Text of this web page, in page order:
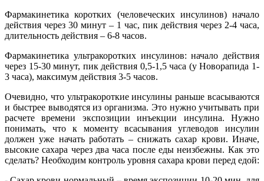
Фармакинетика коротких (человеческих инсулинов) начало
действия через 30 минут – 1 час, пик действия через 2-4 часа,
длительность действия – 6-8 часов.
Фармакинетика ультракоротких инсулинов: начало действия
через 15-30 минут, пик действия 0,5-1,5 часа (у Новорапида 1-
3 часа), максимум действия 3-5 часов.
Очевидно, что ультракороткие инсулины раньше всасываются
и быстрее выводятся из организма. Это нужно учитывать при
расчете времени экспозиции инъекции инсулина. Нужно
понимать, что к моменту всасывания углеводов инсулин
должен уже начать работать – снижать сахар крови. Иначе,
высокие сахара через два часа после еды неизбежны. Как это
сделать? Необходим контроль уровня сахара крови перед едой: